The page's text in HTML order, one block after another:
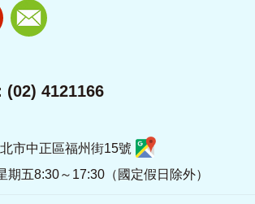
(02) 4121166
市中正區福州街15號
期五8:30～17:30（國定假日除外）